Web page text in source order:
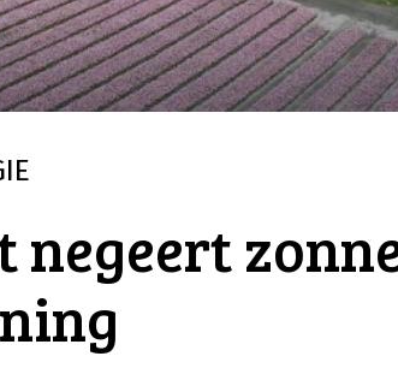
negeert